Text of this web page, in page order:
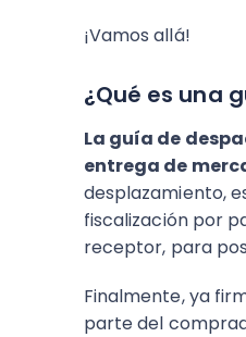
¡Vamos allá!
¿Qué es una
La guía de
entrega de
desplazamiento,
fiscalización por
receptor, para
Finalmente, ya
parte del